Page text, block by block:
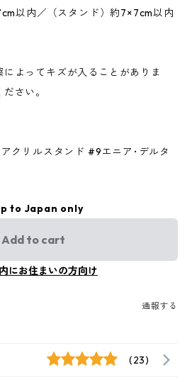
以内／（スタンド）約7×7cm以内
よってキズが入ることがありま
さい。
クリルスタンド #9エニア･デルタ
to Japan only
Add to cart
にお住まいの方向け
通報する
(23)